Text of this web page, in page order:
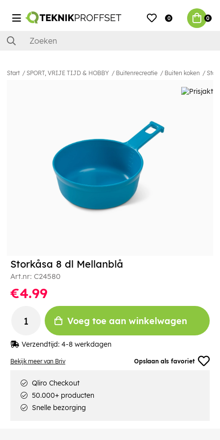
0 0
Start SPORT, VRIJE TIJD & HOBBY Buitenrecreatie Buiten koken
Bekijk meer van Briv Opslaan als favoriet
Storkåsa 8 dl Mellanblå
Art.nr: C24580
€4.99
Voeg toe aan winkelwagen
Verzendtijd: 4-8 werkdagen
Qliro Checkout
50.000+ producten
Snelle bezorging